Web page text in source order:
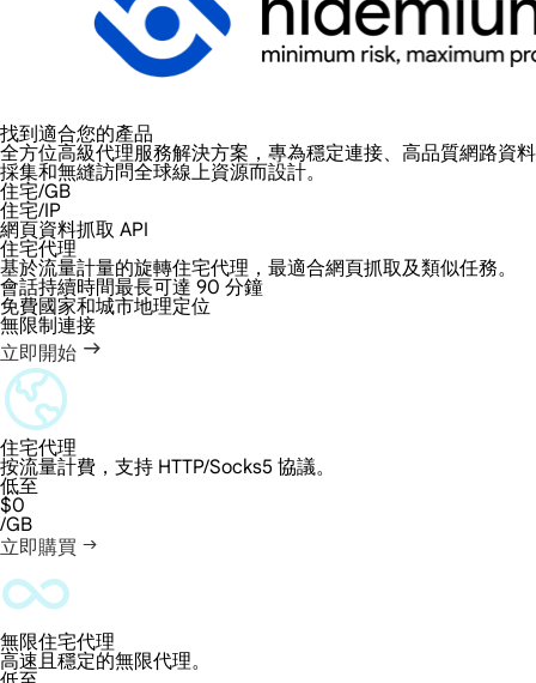
找到適合您的產品
全方位高級代理服務解決方案，專為穩定連接、高品質網路資料
採集和無縫訪問全球線上資源而設計。
住宅/GB
住宅/IP
網頁資料抓取 API
住宅代理
基於流量計量的旋轉住宅代理，最適合網頁抓取及類似任務。
會話持續時間最長可達 90 分鐘
免費國家和城市地理定位
無限制連接
立即開始
住宅代理
按流量計費，支持 HTTP/Socks5 協議。
低至
$0
/GB
立即購買
無限住宅代理
高速且穩定的無限代理。